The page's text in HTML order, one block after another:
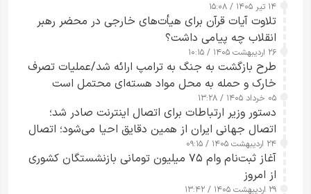
۱۴ تیر ۱۴۰۵ / ۱۵:۰۸
تلاوت آیات قرآن برای هیأت‌های خارجی در محضر رهبر
انقلاب چه پیامی داشت؟
۲۶ اردیبهشت ۱۴۰۵ / ۱۰:۱۵
طرح‌ بازگشت به جنگ به ترامپ ارائه شد/عملیات تصرف
خارک و حمله به محل مواد هسته‌ای محتمل است
۰۵ خرداد ۱۴۰۵ / ۱۳:۲۸
دستور وزیر ارتباطات برای اتصال اینترنت صادر شد؛
اتصال جهانی ایران از همین دقایق احیا می‌شود؛ اتصال
کامل مردم تا ۲۴ ساعت آینده
۲۴ اردیبهشت ۱۴۰۵ / ۰۹:۱۵
آغاز ثبت‌نام وام ۷۵ میلیون تومانی بازنشستگان کشوری
از امروز
۲۹ اردیبهشت ۱۴۰۵ / ۱۳:۴۲